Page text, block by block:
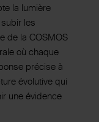
la lumière
les
de la COSMOS
où chaque
précise à
évolutive qui
une évidence